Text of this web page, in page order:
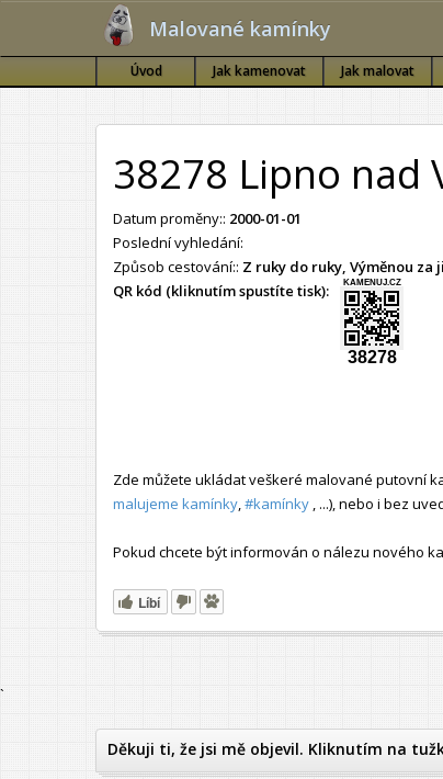
Malované kamínky
Úvod Jak kamenovat Jak malovat
38278 Lipno nad
Datum proměny:: 2000-01-01
Poslední vyhledání:
Způsob cestování:: Z ruky do ruky, Výměnou
QR kód (kliknutím spustíte tisk):
KAMENUJ.CZ
38278
Zde můžete ukládat veškeré malované putovní
malujeme kamínky #kamínky , ...), nebo i bez
Pokud chcete být informován o nálezu nového
Líbí
`
Děkuji ti, že jsi mě objevil. Kliknutím na